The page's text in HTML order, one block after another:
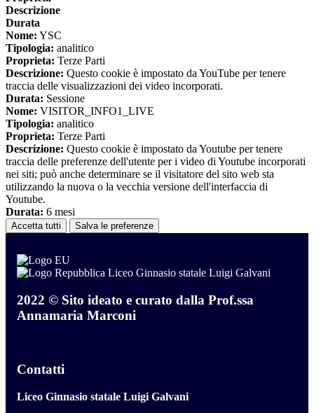
Descrizione
Durata
Nome: YSC
Tipologia: analitico
Proprieta: Terze Parti
Descrizione: Questo cookie è impostato da YouTube per tenere
traccia delle visualizzazioni dei video incorporati.
Durata: Sessione
Nome: VISITOR_INFO1_LIVE
Tipologia: analitico
Proprieta: Terze Parti
Descrizione: Questo cookie è impostato da Youtube per tenere
traccia delle preferenze dell'utente per i video di Youtube incorporati
nei siti; può anche determinare se il visitatore del sito web sta
utilizzando la nuova o la vecchia versione dell'interfaccia di
Youtube.
Durata: 6 mesi
Accetta tutti Salva le preferenze
Liceo Ginnasio statale Luigi Galvani
2022 © Sito ideato e curato dalla Prof.ssa
Annamaria Marconi
Contatti
Liceo Ginnasio statale Luigi Galvani